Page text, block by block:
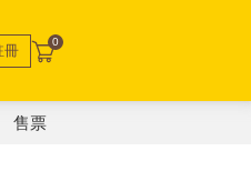
冊 0
售票